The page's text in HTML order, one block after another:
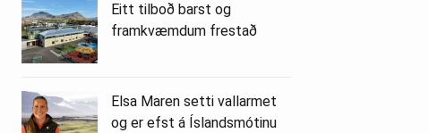
Eitt tilboð barst og
framkvæmdum frestað
Elsa Maren setti vallarmet
og er efst á Íslandsmótinu